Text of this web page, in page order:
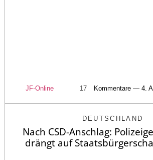
JF-Online 17 Kommentare — 4.
DEUTSCHLAND
Nach CSD-Anschlag:
drängt auf